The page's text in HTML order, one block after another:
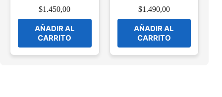
$1.450,00
AÑADIR AL
CARRITO
$1.490,00
AÑADIR AL
CARRITO